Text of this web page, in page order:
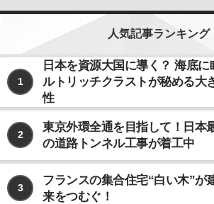
人気記事ランキング
1
日本を資源大国に導く？ 海底に
ルトリッチクラストが秘める大
性
2
東京外環全通を目指して！日本
の道路トンネル工事が着工中
3
フランスの集合住宅“白い木”が
来をつむぐ！